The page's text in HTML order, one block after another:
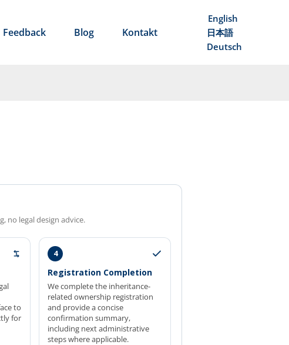
Feedback Blog Kontakt
English
日本語
Deutsch
no legal design advice.
to
for
4
Registration Completion
We complete the inheritance-
related ownership registration
and provide a concise
confirmation summary,
including next administrative
steps where applicable.